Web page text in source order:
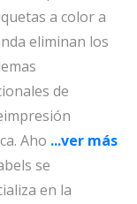
a color a
eliminan los
de
Aho ...ver más
se
en la